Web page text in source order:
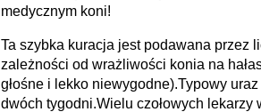
medycznym koni!
Ta szybka kuracja jest podawana przez
zależności od wrażliwości konia na
głośne i lekko niewygodne).Typowy
dwóch tygodni.Wielu czołowych